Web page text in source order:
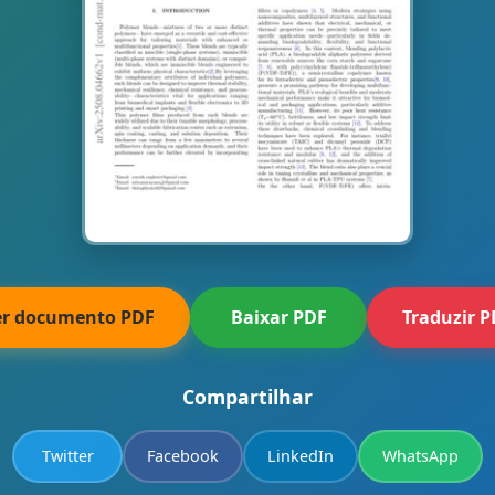
documento PDF Baixar PDF Traduzir
Compartilhar
Twitter Facebook LinkedIn WhatsApp